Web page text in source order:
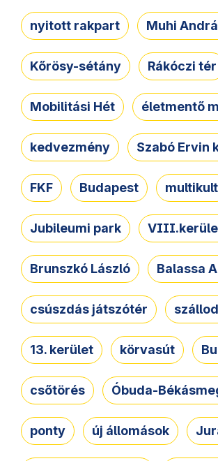
nyitott rakpart Muhi
Kőrösy-sétány Rákóczi tér
Mobilitási Hét életmentő
kedvezmény Szabó Ervin
FKF Budapest
Jubileumi park
Brunszkó László Balassa
csúszdás játszótér
13. kerület körvasút
csőtörés Óbuda-
ponty új állomások